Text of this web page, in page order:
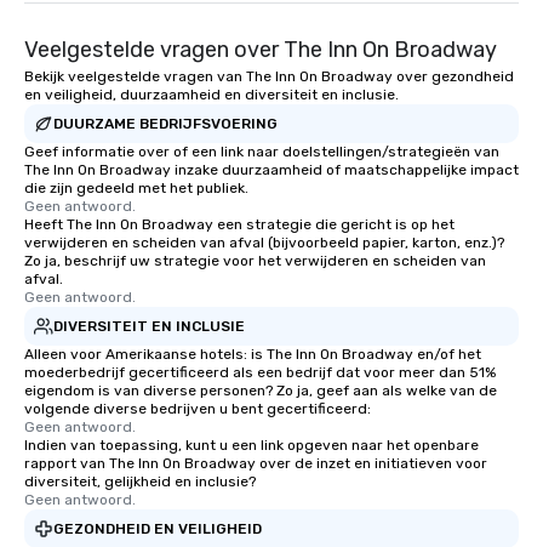
Veelgestelde vragen over The Inn On Broadway
Bekijk veelgestelde vragen van The Inn On Broadway over gezondheid
en veiligheid, duurzaamheid en diversiteit en inclusie.
DUURZAME BEDRIJFSVOERING
Geef informatie over of een link naar doelstellingen/strategieën van
The Inn On Broadway inzake duurzaamheid of maatschappelijke impact
die zijn gedeeld met het publiek.
Geen antwoord.
Heeft The Inn On Broadway een strategie die gericht is op het
verwijderen en scheiden van afval (bijvoorbeeld papier, karton, enz.)?
Zo ja, beschrijf uw strategie voor het verwijderen en scheiden van
afval.
Geen antwoord.
DIVERSITEIT EN INCLUSIE
Alleen voor Amerikaanse hotels: is The Inn On Broadway en/of het
moederbedrijf gecertificeerd als een bedrijf dat voor meer dan 51%
eigendom is van diverse personen? Zo ja, geef aan als welke van de
volgende diverse bedrijven u bent gecertificeerd:
Geen antwoord.
Indien van toepassing, kunt u een link opgeven naar het openbare
rapport van The Inn On Broadway over de inzet en initiatieven voor
diversiteit, gelijkheid en inclusie?
Geen antwoord.
GEZONDHEID EN VEILIGHEID